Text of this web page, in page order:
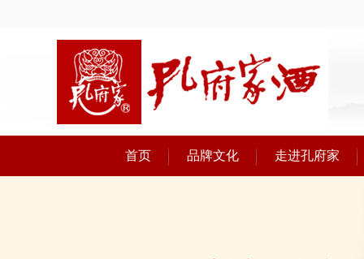
首页 品牌文化 走进孔府家